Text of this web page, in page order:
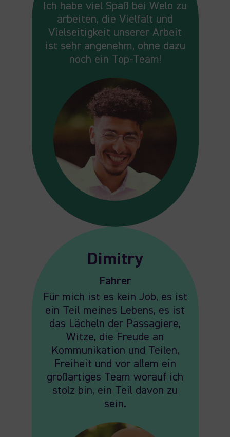
Ich habe viel Spaß bei Welo zu
arbeiten, die Vielfalt und
Vielseitigkeit unserer Arbeit
ist sehr angenehm, ohne dazu
noch ein Top-Team!
Dimitry
Fahrer
Für mich ist es kein Job, es ist
ein Teil meines Lebens, es ist
das Lächeln der Passagiere,
Witze, die Freude an
Kommunikation und Teilen,
Freiheit und vor allem ein
großartiges Team worauf ich
stolz bin, ein Teil davon zu
sein.